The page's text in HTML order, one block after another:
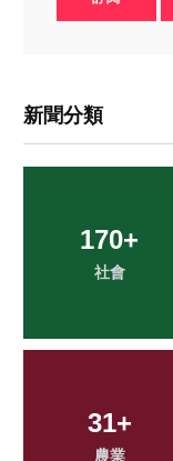
新聞分類
21+
頭條
89+
健康